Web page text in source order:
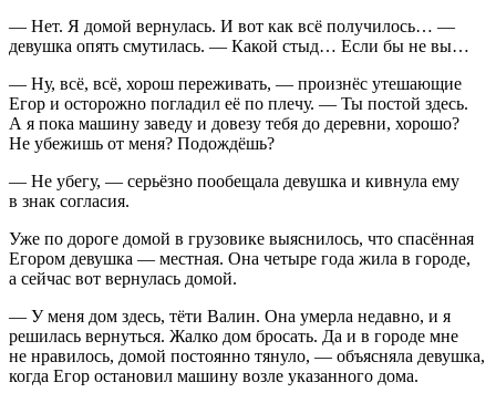
— Нет. Я домой вернулась. И вот как всё получилось… —
девушка опять смутилась. — Какой стыд… Если бы не вы…
— Ну, всё, всё, хорош переживать, — произнёс утешающие
Егор и осторожно погладил её по плечу. — Ты постой здесь.
А я пока машину заведу и довезу тебя до деревни, хорошо?
Не убежишь от меня? Подождёшь?
— Не убегу, — серьёзно пообещала девушка и кивнула ему
в знак согласия.
Уже по дороге домой в грузовике выяснилось, что спасённая
Егором девушка — местная. Она четыре года жила в городе,
а сейчас вот вернулась домой.
— У меня дом здесь, тёти Валин. Она умерла недавно, и я
решилась вернуться. Жалко дом бросать. Да и в городе мне
не нравилось, домой постоянно тянуло, — объясняла девушка,
когда Егор остановил машину возле указанного дома.